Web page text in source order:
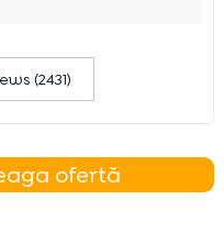
(2431)
ofertă